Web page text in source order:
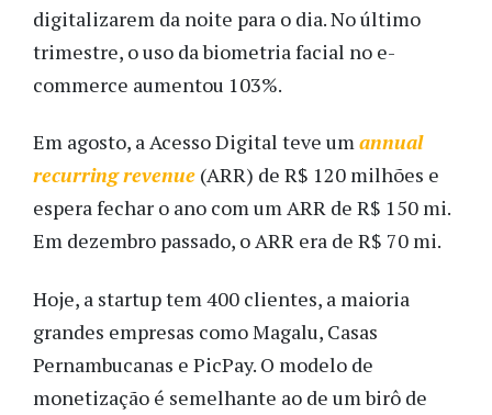
digitalizarem da noite para o dia. No último
trimestre, o uso da biometria facial no e-
commerce aumentou 103%.
Em agosto, a Acesso Digital teve um annual
recurring revenue (ARR) de R$ 120 milhões e
espera fechar o ano com um ARR de R$ 150 mi.
Em dezembro passado, o ARR era de R$ 70 mi.
Hoje, a startup tem 400 clientes, a maioria
grandes empresas como Magalu, Casas
Pernambucanas e PicPay. O modelo de
monetização é semelhante ao de um birô de